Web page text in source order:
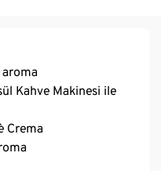
Kahve Makinesi ile
Crema